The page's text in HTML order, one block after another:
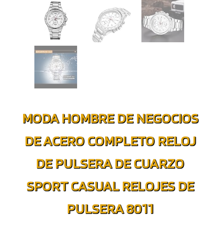
MODA HOMBRE DE NEGOCIOS
DE ACERO COMPLETO RELOJ
DE PULSERA DE CUARZO
SPORT CASUAL RELOJES DE
PULSERA 8011